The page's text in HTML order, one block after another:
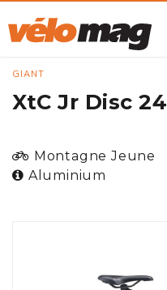
GIANT
XtC Jr Disc 24
Montagne Jeune
Aluminium